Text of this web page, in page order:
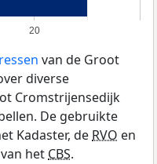
20
van de Groot
diverse
Cromstrijensedijk
De gebruikte
Kadaster, deRVO en
hetCBS.